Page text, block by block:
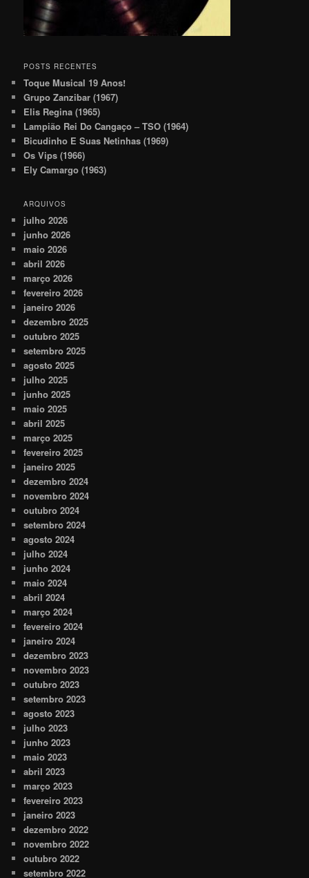
POSTS RECENTES
Toque Musical 19 Anos!
Grupo Zanzibar (1967)
Elis Regina (1965)
Lampião Rei Do Cangaço – TSO (1964)
Bicudinho E Suas Netinhas (1969)
Os Vips (1966)
Ely Camargo (1963)
ARQUIVOS
julho 2026
junho 2026
maio 2026
abril 2026
março 2026
fevereiro 2026
janeiro 2026
dezembro 2025
outubro 2025
setembro 2025
agosto 2025
julho 2025
junho 2025
maio 2025
abril 2025
março 2025
fevereiro 2025
janeiro 2025
dezembro 2024
novembro 2024
outubro 2024
setembro 2024
agosto 2024
julho 2024
junho 2024
maio 2024
abril 2024
março 2024
fevereiro 2024
janeiro 2024
dezembro 2023
novembro 2023
outubro 2023
setembro 2023
agosto 2023
julho 2023
junho 2023
maio 2023
abril 2023
março 2023
fevereiro 2023
janeiro 2023
dezembro 2022
novembro 2022
outubro 2022
setembro 2022